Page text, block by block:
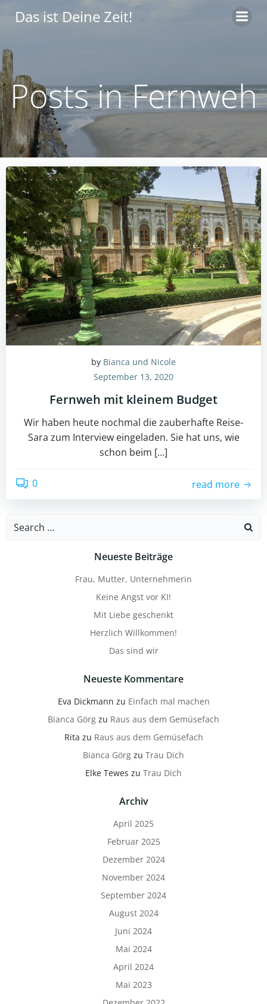
Das ist Deine Zeit!
Posts in Fernweh
by Bianca und Nicole
September 13, 2020
Fernweh mit kleinem Budget
Wir haben heute nochmal die zauberhafte Reise-
Sara zum Interview eingeladen. Sie hat uns, wie
schon beim […]
0 read more
Search
Neueste Beiträge
Frau, Mutter, Unternehmerin
Keine Angst vor KI!
Mit Liebe geschenkt
Herzlich Willkommen!
Das sind wir
Neueste Kommentare
Eva Dickmann zu Einfach mal machen
Bianca Görg zu Raus aus dem Gemüsefach
Rita zu Raus aus dem Gemüsefach
Bianca Görg zu Trau Dich
Elke Tewes zu Trau Dich
Archiv
April 2025
Februar 2025
Dezember 2024
November 2024
September 2024
August 2024
Juni 2024
Mai 2024
April 2024
Mai 2023